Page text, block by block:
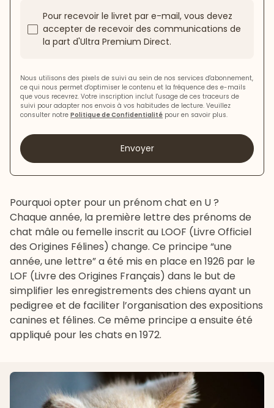
Pour recevoir le livret par e-mail, vous devez
accepter de recevoir des communications de
la part d'Ultra Premium Direct.
Nous utilisons des pixels de suivi au sein de nos services d'abonnement,
ce qui nous permet d'optimiser le contenu et la fréquence des e-mails
que vous recevrez. Votre inscription inclut l'usage de ces traceurs de
suivi pour adapter nos envois à vos habitudes de lecture. Veuillez
consulter notre Politique de Confidentialité pour en savoir plus.
Envoyer
Pourquoi opter pour un prénom chat en U ?
Chaque année, la première lettre des prénoms de
chat mâle ou femelle inscrit au LOOF (Livre Officiel
des Origines Félines) change. Ce principe “une
année, une lettre” a été mis en place en 1926 par le
LOF (Livre des Origines Français) dans le but de
simplifier les enregistrements des chiens ayant un
pedigree et de faciliter l’organisation des expositions
canines et félines. Ce même principe a ensuite été
appliqué pour les chats en 1972.